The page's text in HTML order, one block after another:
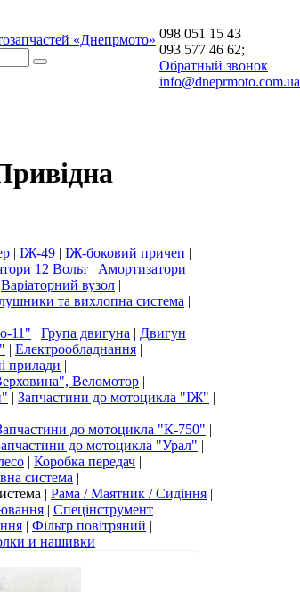
«Днепрмото» 098 051 15 43
093 577 46 62;
Обратный звонок
info@dneprmoto.com.ua
| ІЖ-49 | ІЖ-боковий причеп |
12 Вольт | Амортизатори |
Варіаторний вузол |
та вихлопна система |
11" | Група двигуна | Двигун |
| Електрообладнання |
прилади |
Веломотор |
| Запчастини до мотоцикла "ІЖ" |
до мотоцикла "К-750" |
до мотоцикла "Урал" |
| Коробка передач |
система |
| Рама / Маятник / Сидіння |
| Спецінструмент |
| Фільтр повітряний |
и нашивки